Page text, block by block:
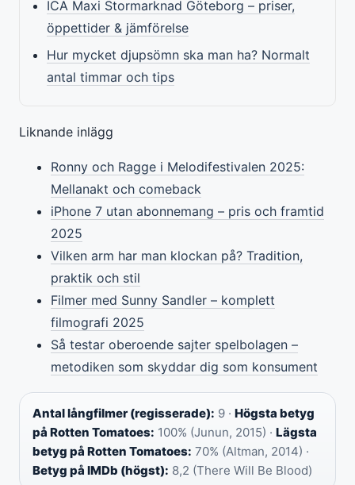
ICA Maxi Stormarknad Göteborg – priser,
öppettider & jämförelse
Hur mycket djupsömn ska man ha? Normalt
antal timmar och tips
Liknande inlägg
Ronny och Ragge i Melodifestivalen 2025:
Mellanakt och comeback
iPhone 7 utan abonnemang – pris och framtid
2025
Vilken arm har man klockan på? Tradition,
praktik och stil
Filmer med Sunny Sandler – komplett
filmografi 2025
Så testar oberoende sajter spelbolagen –
metodiken som skyddar dig som konsument
Antal långfilmer (regisserade): 9 · Högsta betyg
på Rotten Tomatoes: 100% (Junun, 2015) · Lägsta
betyg på Rotten Tomatoes: 70% (Altman, 2014) ·
Betyg på IMDb (högst): 8,2 (There Will Be Blood)